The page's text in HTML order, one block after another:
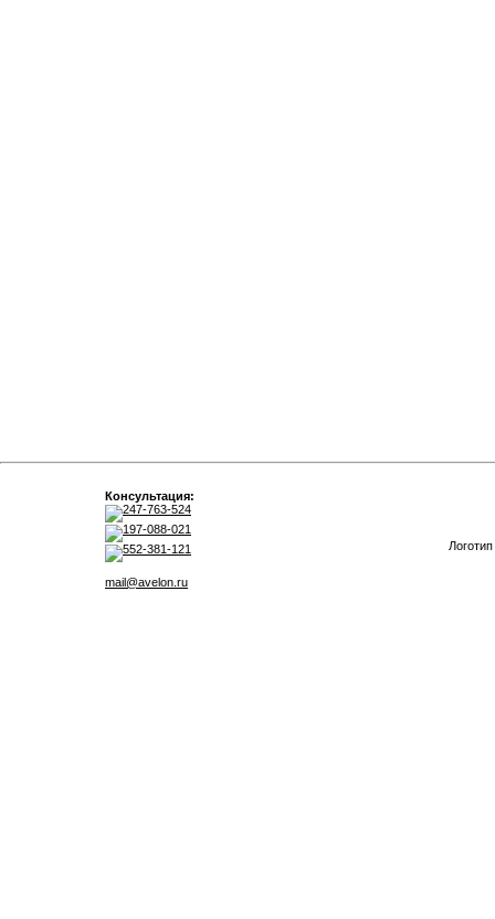
Консультация:
247-763-524
197-088-021
552-381-121
mail@avelon.ru